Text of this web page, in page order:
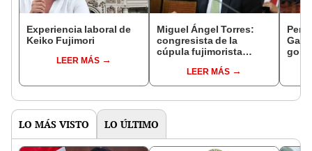
Experiencia laboral de
Keiko Fujimori
LEER MÁS
Miguel Ángel Torres:
congresista de la
cúpula fujimorista
del SenadoLEER MÁS
LO MÁS VISTO LO ÚLTIMO